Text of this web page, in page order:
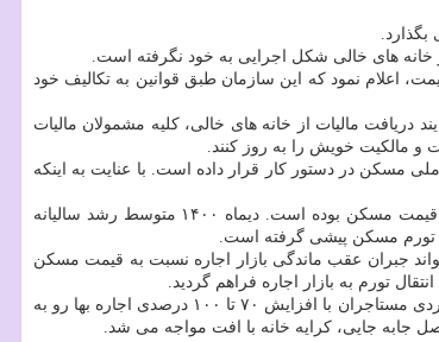
خانه های خالی شکل اجرایی به خود نگرفته است.
قیمت، اعلام نمود که این سازمان طبق قوانین به تکالیف خود
دریافت مالیات از خانه های خالی، کلیه مشمولان مالیات
در دستور کار قرار داده است. با عنایت به اینکه
در پیش گرفت؛ به صورتی که نرخ رشد آن در شهر تهران ۳۰ درصد بالاتر از نرخ افزایش سالیانه قیمت مسکن بوده است. دیماه ۱۴۰۰ متوسط رشد سالیانه
اشاره نمود اما مهم ترین عامل می تواند جبران عقب ماندگی بازار اجاره نسبت به قیمت مسکن
با این که میانگین رشد قیمت ها در بازار اجاره شهر تهران بر مبنای آمار رسمی بانک مرکزی ۵۰.۷ درصد اعلام شده، گزارش های میدانی گویای آن می باشد که در مواردی مستاجران با افزایش ۷۰ تا ۱۰۰ درصدی اجاره بها رو به
جابه جایی، کرایه خانه با افت مواجه می شد.